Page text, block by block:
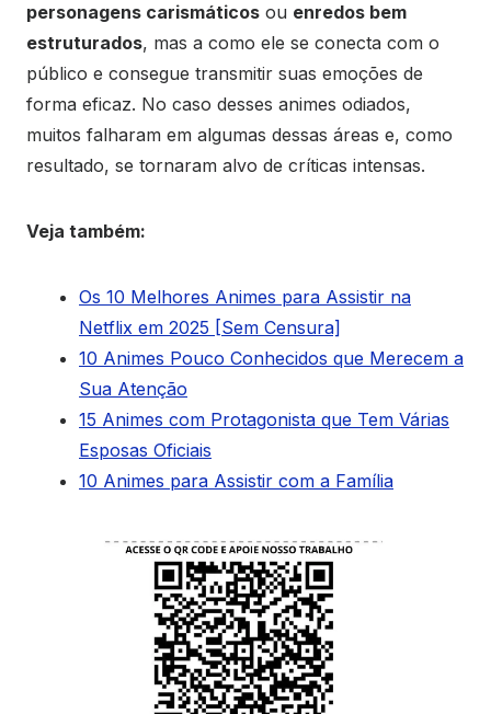
personagens carismáticos ou enredos bem
estruturados, mas a como ele se conecta com o
público e consegue transmitir suas emoções de
forma eficaz. No caso desses animes odiados,
muitos falharam em algumas dessas áreas e, como
resultado, se tornaram alvo de críticas intensas.
Veja também:
Os 10 Melhores Animes para Assistir na
Netflix em 2025 [Sem Censura]
10 Animes Pouco Conhecidos que Merecem a
Sua Atenção
15 Animes com Protagonista que Tem Várias
Esposas Oficiais
10 Animes para Assistir com a Família